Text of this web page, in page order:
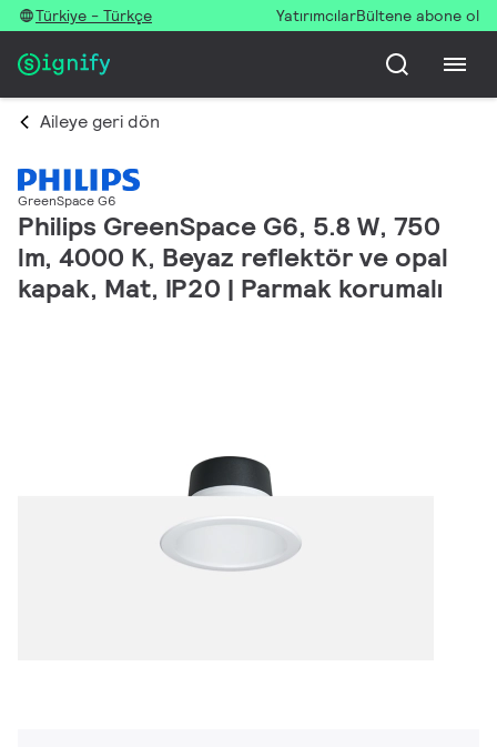
Türkiye - Türkçe YatırımcılarBültene abone ol
Aileye geri dön
GreenSpace G6
Philips GreenSpace G6, 5.8 W, 750
lm, 4000 K, Beyaz reflektör ve opal
kapak, Mat, IP20 | Parmak korumalı